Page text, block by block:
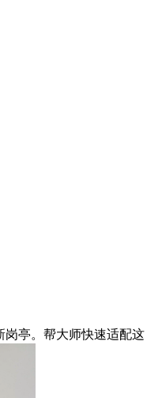
亭。帮大师快速适配这